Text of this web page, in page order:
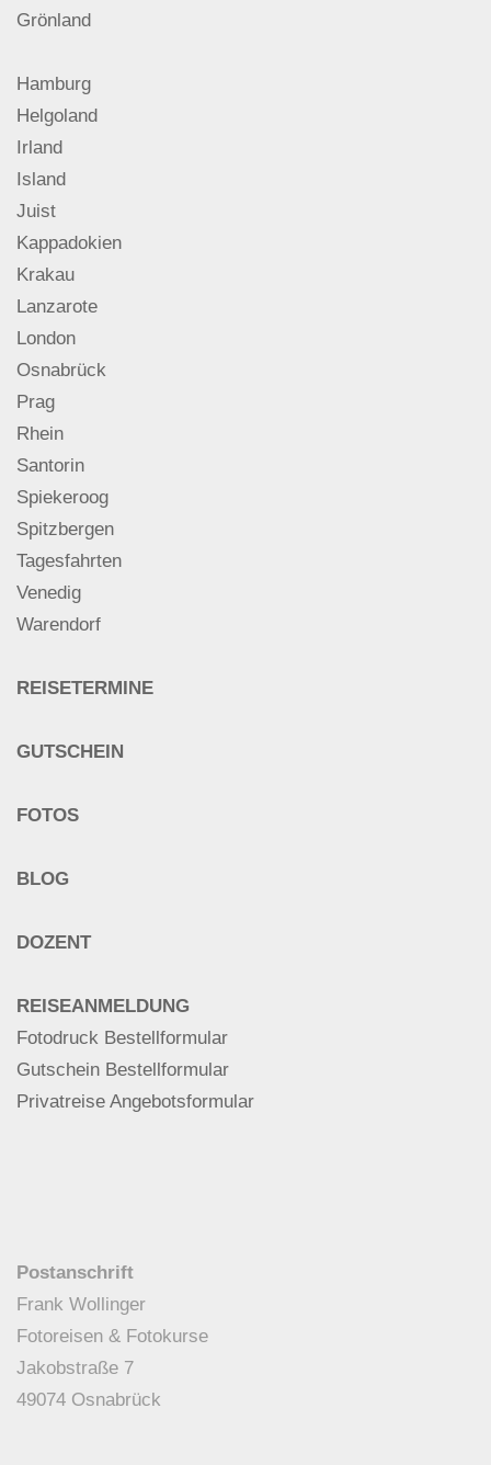
Grönland
Hamburg
Helgoland
Irland
Island
Juist
Kappadokien
Krakau
Lanzarote
London
Osnabrück
Prag
Rhein
Santorin
Spiekeroog
Spitzbergen
Tagesfahrten
Venedig
Warendorf
REISETERMINE
GUTSCHEIN
FOTOS
BLOG
DOZENT
REISEANMELDUNG
Fotodruck Bestellformular
Gutschein Bestellformular
Privatreise Angebotsformular
Postanschrift
Frank Wollinger
Fotoreisen & Fotokurse
Jakobstraße 7
49074 Osnabrück